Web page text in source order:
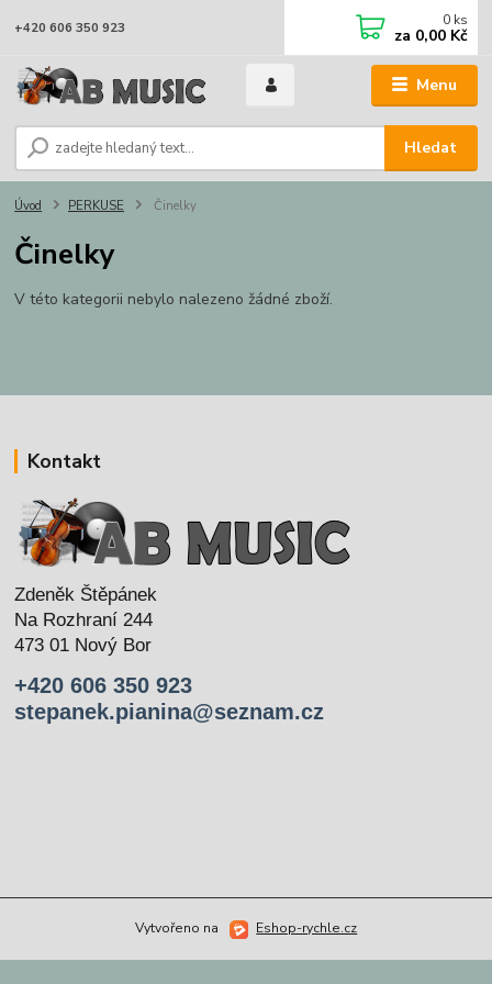
Menu
Hledat
+420 606 350 923 0 ks
za 0,00 Kč
Úvod PERKUSE Činelky
Činelky
V této kategorii nebylo nalezeno žádné zboží.
Kontakt
Zdeněk Štěpánek
Na Rozhraní 244
473 01 Nový Bor
+420 606 350 923
stepanek.pianina@seznam.cz
Vytvořeno na Eshop-rychle.cz